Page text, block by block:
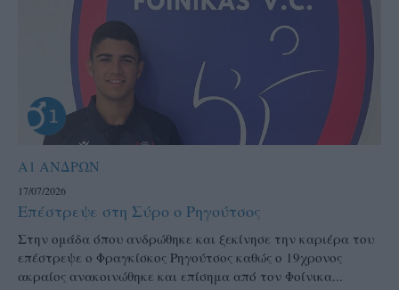
Α1 ΑΝΔΡΩΝ
17/07/2026
Επέστρεψε στη Σύρο ο Ρηγούτσος
Στην ομάδα όπου ανδρώθηκε και ξεκίνησε την καριέρα του
επέστρεψε ο Φραγκίσκος Ρηγούτσος καθώς ο 19χρονος
ακραίος ανακοινώθηκε και επίσημα από τον Φοίνικα...